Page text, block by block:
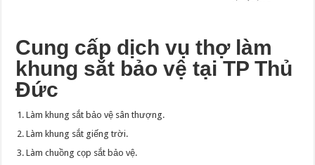
Cung cấp dịch vụ thợ làm
khung sắt bảo vệ tại TP Thủ
Đức
Làm khung sắt bảo vệ sân thượng.
Làm khung sắt giếng trời.
Làm chuồng cọp sắt bảo vệ.